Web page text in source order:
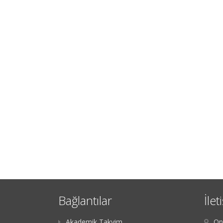
Bağlantılar